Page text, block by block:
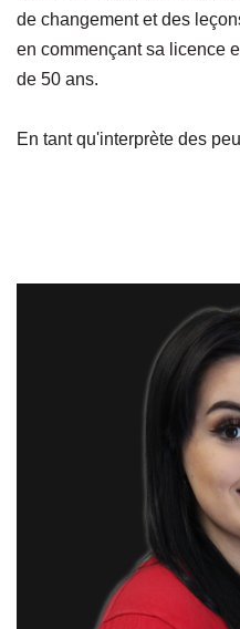
de changement et des
en commençant sa licence
de 50 ans.
En tant qu'interprète des